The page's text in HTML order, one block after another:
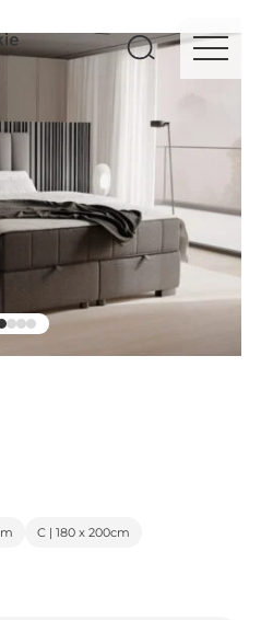
C | 180 x 200cm